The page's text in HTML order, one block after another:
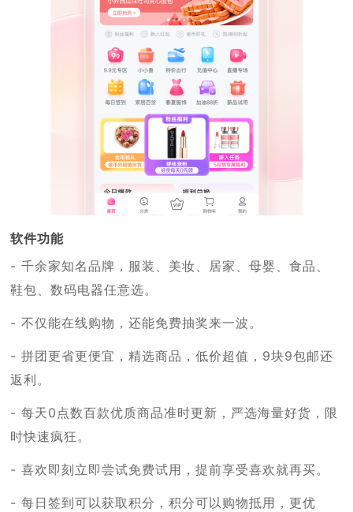
软件功能
- 千余家知名品牌，服装、美妆、居家、母婴、食品、
鞋包、数码电器任意选。
- 不仅能在线购物，还能免费抽奖来一波。
- 拼团更省更便宜，精选商品，低价超值，9块9包邮还
返利。
- 每天0点数百款优质商品准时更新，严选海量好货，限
时快速疯狂。
- 喜欢即刻立即尝试免费试用，提前享受喜欢就再买。
- 每日签到可以获取积分，积分可以购物抵用，更优